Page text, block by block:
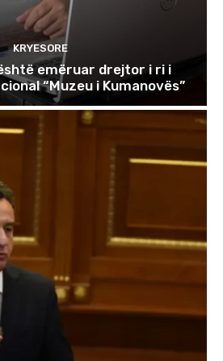
KRYESORE
emëruar drejtor i ri i
“Muzeu i Kumanovës”